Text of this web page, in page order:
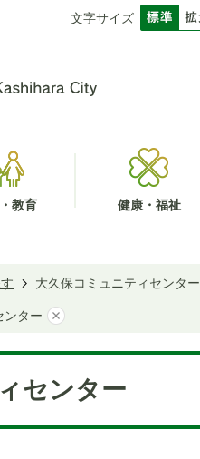
文字サイズ
教育 健康・福祉
大久保コミュニティセンター
ンター
センター